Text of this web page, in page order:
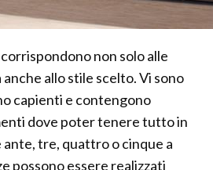
non solo alle
allo stile scelto. Vi sono
capienti e contengono
dove poter tenere tutto in
tre, quattro o cinque a
possono essere realizzati